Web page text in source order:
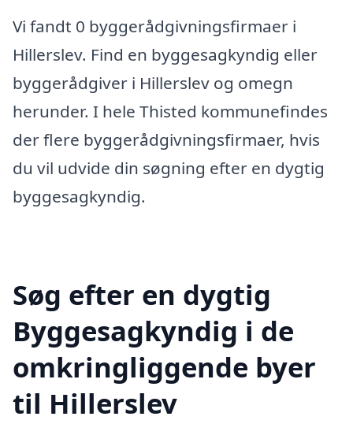
Vi fandt 0 byggerådgivningsfirmaer i
Hillerslev. Find en byggesagkyndig eller
byggerådgiver i Hillerslev og omegn
herunder. I hele Thisted kommunefindes
der flere byggerådgivningsfirmaer, hvis
du vil udvide din søgning efter en dygtig
byggesagkyndig.
Søg efter en dygtig
Byggesagkyndig i de
omkringliggende byer
til Hillerslev